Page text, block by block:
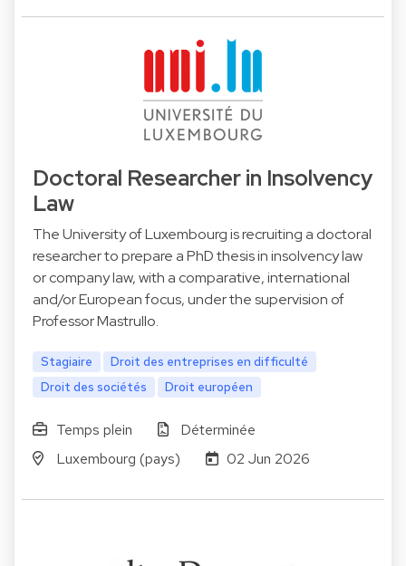
Doctoral Researcher in Insolvency
Law
The University of Luxembourg is recruiting a doctoral
researcher to prepare a PhD thesis in insolvency law
or company law, with a comparative, international
and/or European focus, under the supervision of
Professor Mastrullo.
Stagiaire
Droit des entreprises en difficulté
Droit des sociétés
Droit européen
Temps plein
Déterminée
Luxembourg (pays)
02 Jun 2026